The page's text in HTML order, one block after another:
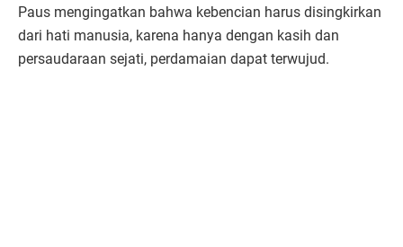
Paus mengingatkan bahwa kebencian harus disingkirkan
dari hati manusia, karena hanya dengan kasih dan
persaudaraan sejati, perdamaian dapat terwujud.